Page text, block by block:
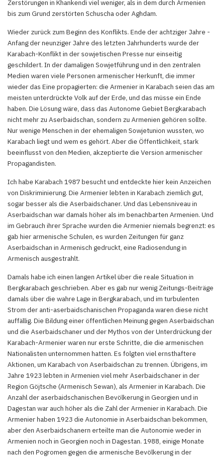
Zerstörungen in Khankendi viel weniger, als in dem durch Armenien
bis zum Grund zerstörten Schuscha oder Aghdam.
Wieder zurück zum Beginn des Konflikts. Ende der achtziger Jahre -
Anfang der neunziger Jahre des letzten Jahrhunderts wurde der
Karabach-Konflikt in der sowjetischen Presse nur einseitig
geschildert. In der damaligen Sowjetführung und in den zentralen
Medien waren viele Personen armenischer Herkunft, die immer
wieder das Eine propagierten: die Armenier in Karabach seien das am
meisten unterdrückte Volk auf der Erde, und das müsse ein Ende
haben. Die Lösung wäre, dass das Autonome Gebiet Bergkarabach
nicht mehr zu Aserbaidschan, sondern zu Armenien gehören sollte.
Nur wenige Menschen in der ehemaligen Sowjetunion wussten, wo
Karabach liegt und wem es gehört. Aber die Öffentlichkeit, stark
beeinflusst von den Medien, akzeptierte die Version armenischer
Propagandisten.
Ich habe Karabach 1987 besucht und entdeckte hier kein Anzeichen
von Diskriminierung. Die Armenier lebten in Karabach ziemlich gut,
sogar besser als die Aserbaidschaner. Und das Lebensniveau in
Aserbaidschan war damals höher als im benachbarten Armenien. Und
im Gebrauch ihrer Sprache wurden die Armenier niemals begrenzt: es
gab hier armenische Schulen, es wurden Zeitungen für ganz
Aserbaidschan in Armenisch gedruckt, eine Radiosendung in
Armenisch ausgestrahlt.
Damals habe ich einen langen Artikel über die reale Situation in
Bergkarabach geschrieben. Aber es gab nur wenig Zeitungs-Beiträge
damals über die wahre Lage in Bergkarabach, und im turbulenten
Strom der anti-aserbaidschanischen Propaganda waren diese nicht
auffällig. Die Bildung einer öffentlichen Meinung gegen Aserbaidschan
und die Aserbaidschaner und der Mythos von der Unterdrückung der
Karabach-Armenier waren nur erste Schritte, die die armenischen
Nationalisten unternommen hatten. Es folgten viel ernsthaftere
Aktionen, um Karabach von Aserbaidschan zu trennen. Übrigens, im
Jahre 1923 lebten in Armenien viel mehr Aserbaidschaner in der
Region Göjtsche (Armenisch Sewan), als Armenier in Karabach. Die
Anzahl der aserbaidschanischen Bevölkerung in Georgien und in
Dagestan war auch höher als die Zahl der Armenier in Karabach. Die
Armenier haben 1923 die Autonomie in Aserbaidschan bekommen,
aber den Aserbaidschanern erteilte man die Autonomie weder in
Armenien noch in Georgien noch in Dagestan. 1988, einige Monate
nach den Pogromen gegen die armenische Bevölkerung in der